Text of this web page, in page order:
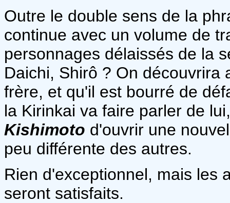
Outre le double sens de la
continue avec un volume de
personnages délaissés de la
Daichi, Shirô ? On découvrira
frère, et qu'il est bourré de
la Kirinkai va faire parler de
Kishimoto d'ouvrir une
peu différente des autres.
Rien d'exceptionnel, mais les
seront satisfaits.